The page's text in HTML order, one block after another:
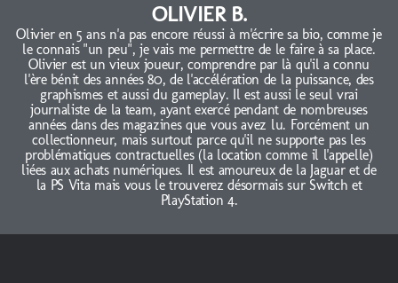
OLIVIER B.
Olivier en 5 ans n'a pas encore réussi à m'écrire sa bio, comme je
le connais "un peu", je vais me permettre de le faire à sa place.
Olivier est un vieux joueur, comprendre par là qu'il a connu
l'ère bénit des années 80, de l'accélération de la puissance, des
graphismes et aussi du gameplay. Il est aussi le seul vrai
journaliste de la team, ayant exercé pendant de nombreuses
années dans des magazines que vous avez lu. Forcément un
collectionneur, mais surtout parce qu'il ne supporte pas les
problématiques contractuelles (la location comme il l'appelle)
liées aux achats numériques. Il est amoureux de la Jaguar et de
la PS Vita mais vous le trouverez désormais sur Switch et
PlayStation 4.